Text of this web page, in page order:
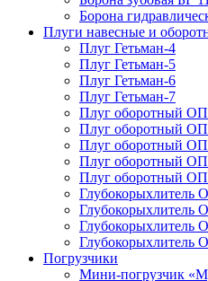
Борона
Плуги навесные и
Плуг Гетьман-4
Плуг Гетьман-5
Плуг Гетьман-6
Плуг Гетьман-7
Плуг оборотный
Плуг оборотный
Плуг оборотный
Плуг оборотный
Плуг оборотный
Погрузчики
Мини-погрузчик